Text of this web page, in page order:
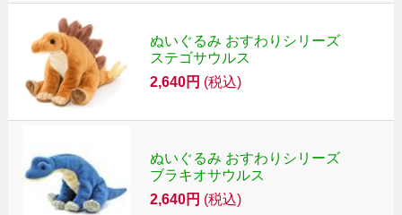
ぬいぐるみ おすわりシリーズ
ステゴサウルス
2,640円 (税込)
ぬいぐるみ おすわりシリーズ
ブラキオサウルス
2,640円 (税込)